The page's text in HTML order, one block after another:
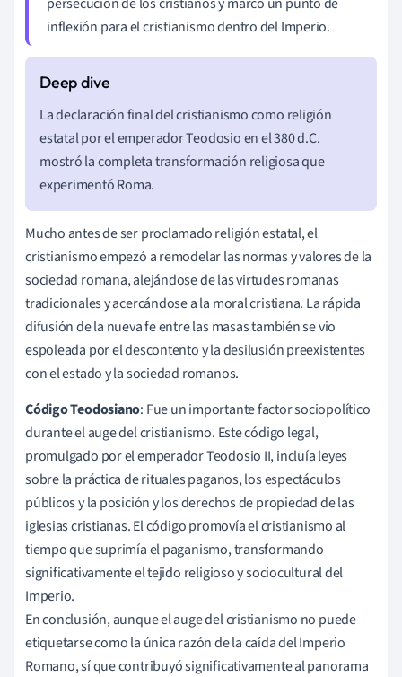
inflexión para el cristianismo dentro del Imperio.
La declaración final del cristianismo como religión
estatal por el emperador Teodosio en el 380 d.C.
mostró la completa transformación religiosa que
experimentó Roma.
Mucho antes de ser proclamado religión estatal, el
cristianismo empezó a remodelar las normas y valores de la
sociedad romana, alejándose de las virtudes romanas
tradicionales y acercándose a la moral cristiana. La rápida
difusión de la nueva fe entre las masas también se vio
espoleada por el descontento y la desilusión preexistentes
con el estado y la sociedad romanos.
Código Teodosiano: Fue un importante factor sociopolítico
durante el auge del cristianismo. Este código legal,
promulgado por el emperador Teodosio II, incluía leyes
sobre la práctica de rituales paganos, los espectáculos
públicos y la posición y los derechos de propiedad de las
iglesias cristianas. El código promovía el cristianismo al
tiempo que suprimía el paganismo, transformando
significativamente el tejido religioso y sociocultural del
Imperio.
En conclusión, aunque el auge del cristianismo no puede
etiquetarse como la única razón de la caída del Imperio
Romano, sí que contribuyó significativamente al panorama